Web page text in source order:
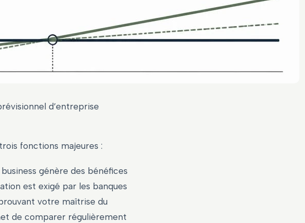
d’entreprise
fonctions majeures :
génère des bénéfices
est exigé par les banques
votre maîtrise du
de comparer régulièrement